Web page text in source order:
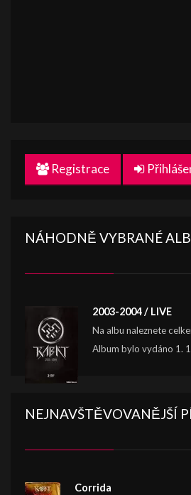
Registrace
NÁHODNĚ VYBRANÉ
2003-2004 / LIVE
Na albu naleznete
Album bylo vydáno 1.
NEJNAVŠTĚVOVANĚJŠÍ
Corrida